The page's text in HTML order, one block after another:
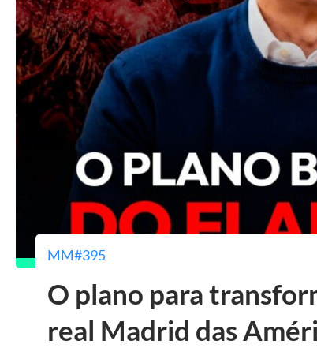
MM#395
O plano para
real Madrid das